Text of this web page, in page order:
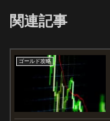
関連記事
ゴールド攻略